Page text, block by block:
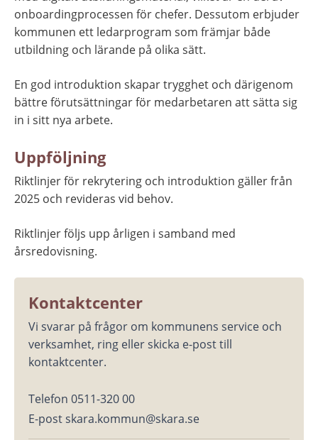
onboardingprocessen för chefer. Dessutom erbjuder
kommunen ett ledarprogram som främjar både
utbildning och lärande på olika sätt.
En god introduktion skapar trygghet och därigenom
bättre förutsättningar för medarbetaren att sätta sig
in i sitt nya arbete.
Uppföljning
Riktlinjer för rekrytering och introduktion gäller från
2025 och revideras vid behov.
Riktlinjer följs upp årligen i samband med
årsredovisning.
Kontaktcenter
Vi svarar på frågor om kommunens service och
verksamhet, ring eller skicka e-post till
kontaktcenter.
Telefon 0511-320 00
E-post skara.kommun@skara.se